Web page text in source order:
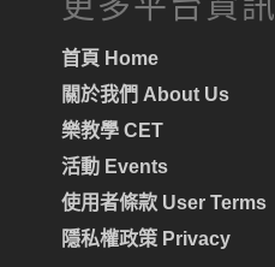
首頁 Home
關於我們 About Us
樂教學 CET
活動 Events
使用者條款 User Terms
隱私權政策 Privacy